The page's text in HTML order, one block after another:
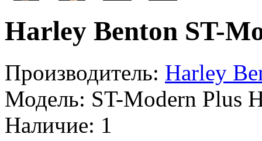
Harley Benton ST-
Производитель: Harley
Модель: ST-Modern Plus
Наличие: 1